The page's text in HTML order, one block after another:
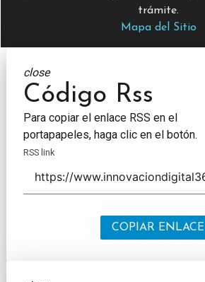
trámite.
Mapa del Sitio
close
Código Rss
Para copiar el enlace RSS en el
portapapeles, haga clic en el botón.
RSS link
COPIAR ENLACE